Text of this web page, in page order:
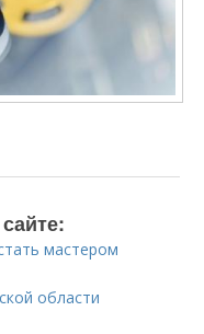
мастером
области